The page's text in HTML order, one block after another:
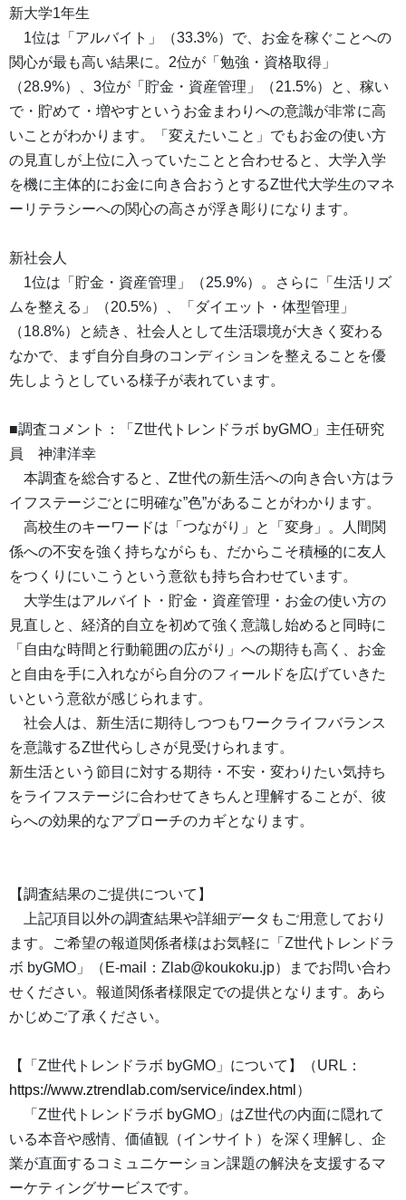
新大学1年生
1位は「アルバイト」（33.3%）で、お金を稼ぐことへの
関心が最も高い結果に。2位が「勉強・資格取得」
（28.9%）、3位が「貯金・資産管理」（21.5%）と、稼い
で・貯めて・増やすというお金まわりへの意識が非常に高
いことがわかります。「変えたいこと」でもお金の使い方
の見直しが上位に入っていたことと合わせると、大学入学
を機に主体的にお金に向き合おうとするZ世代大学生のマネ
ーリテラシーへの関心の高さが浮き彫りになります。
新社会人
1位は「貯金・資産管理」（25.9%）。さらに「生活リズ
ムを整える」（20.5%）、「ダイエット・体型管理」
（18.8%）と続き、社会人として生活環境が大きく変わる
なかで、まず自分自身のコンディションを整えることを優
先しようとしている様子が表れています。
■調査コメント：「Z世代トレンドラボ byGMO」主任研究
員 神津洋幸
本調査を総合すると、Z世代の新生活への向き合い方はラ
イフステージごとに明確な”色”があることがわかります。
高校生のキーワードは「つながり」と「変身」。人間関
係への不安を強く持ちながらも、だからこそ積極的に友人
をつくりにいこうという意欲も持ち合わせています。
大学生はアルバイト・貯金・資産管理・お金の使い方の
見直しと、経済的自立を初めて強く意識し始めると同時に
「自由な時間と行動範囲の広がり」への期待も高く、お金
と自由を手に入れながら自分のフィールドを広げていきた
いという意欲が感じられます。
社会人は、新生活に期待しつつもワークライフバランス
を意識するZ世代らしさが見受けられます。
新生活という節目に対する期待・不安・変わりたい気持ち
をライフステージに合わせてきちんと理解することが、彼
らへの効果的なアプローチのカギとなります。
【調査結果のご提供について】
上記項目以外の調査結果や詳細データもご用意しており
ます。ご希望の報道関係者様はお気軽に「Z世代トレンドラ
ボ byGMO」（E-mail：Zlab@koukoku.jp）までお問い合わ
せください。報道関係者様限定での提供となります。あら
かじめご了承ください。
【「Z世代トレンドラボ byGMO」について】（URL：
https://www.ztrendlab.com/service/index.html ）
「Z世代トレンドラボ byGMO」はZ世代の内面に隠れて
いる本音や感情、価値観（インサイト）を深く理解し、企
業が直面するコミュニケーション課題の解決を支援するマ
ーケティングサービスです。